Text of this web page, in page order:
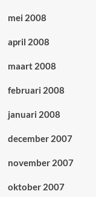
mei 2008
april 2008
maart 2008
februari 2008
januari 2008
december 2007
november 2007
oktober 2007